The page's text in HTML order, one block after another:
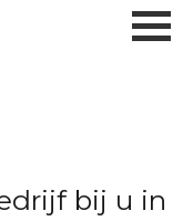
bij u in